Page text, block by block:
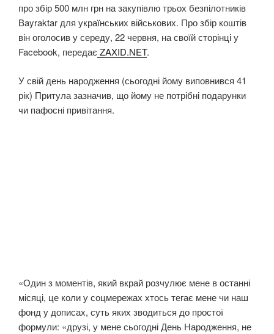
про збір 500 млн грн на закупівлю трьох безпілотників
Bayraktar для українських військових. Про збір коштів
він оголосив у середу, 22 червня, на своїй сторінці у
Facebook, передає ZAXID.NET.
У свій день народження (сьогодні йому виповнився 41
рік) Притула зазначив, що йому не потрібні подарунки
чи пафосні привітання.
«Один з моментів, який вкрай розчулює мене в останні
місяці, це коли у соцмережах хтось тегає мене чи наш
фонд у дописах, суть яких зводиться до простої
формули: «друзі, у мене сьогодні День Народження, не